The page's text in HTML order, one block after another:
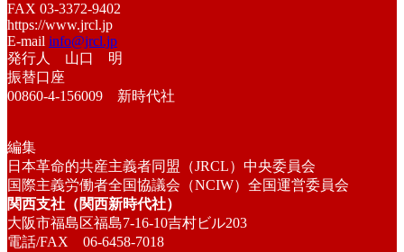
FAX 03-3372-9402
https://www.jrcl.jp
E-mail info@jrcl.jp
発行人 山口 明
振替口座
00860-4-156009 新時代社
編集
日本革命的共産主義者同盟（JRCL）中央委員会
国際主義労働者全国協議会（NCIW）全国運営委員会
関西支社（関西新時代社）
大阪市福島区福島7-16-10吉村ビル203
電話/FAX 06-6458-7018